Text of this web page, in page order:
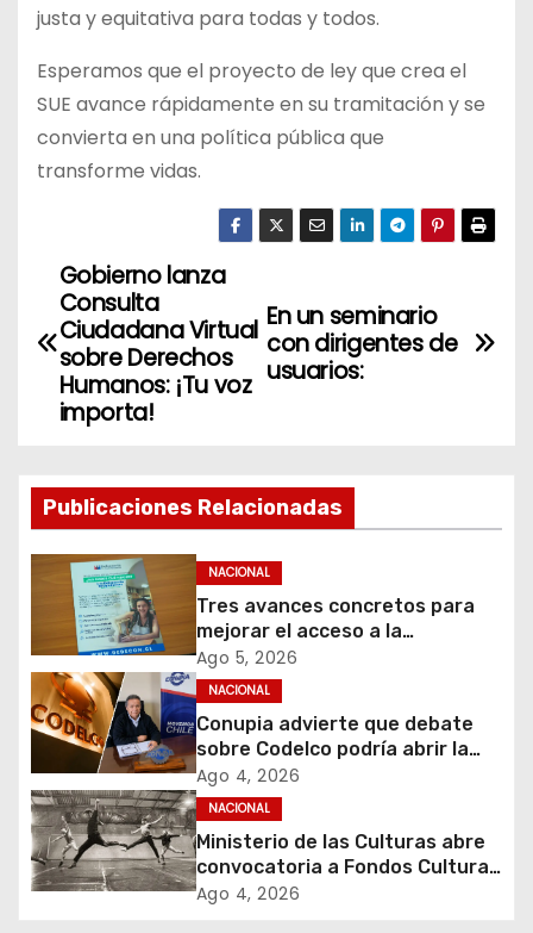
justa y equitativa para todas y todos.
Esperamos que el proyecto de ley que crea el
SUE avance rápidamente en su tramitación y se
convierta en una política pública que
transforme vidas.
N
a
g
a
ó
n
d
e
e
En un seminario
con dirigentes de
usuarios:
Gobierno lanza
Consulta
Ciudadana Virtual
sobre Derechos
Humanos: ¡Tu voz
importa!
Publicaciones Relacionadas
NACIONAL
Tres avances concretos para
mejorar el acceso a la
información y proteger los
derechos de los contribuyentes
en materia de avalúos y
contribuciones
Ago 5, 2026
NACIONAL
Conupia advierte que debate
sobre Codelco podría abrir la
puerta a una nueva ola de
privatizaciones en Chile
Ago 4, 2026
NACIONAL
Ministerio de las Culturas abre
convocatoria a Fondos Cultura
2027 con foco en
Ago 4, 2026